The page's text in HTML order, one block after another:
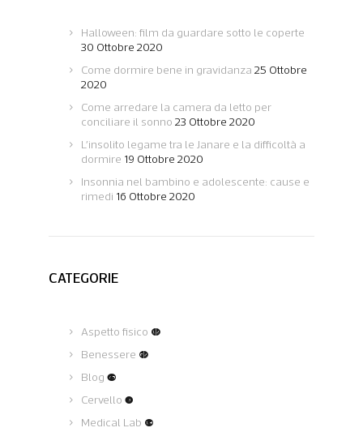
Halloween: film da guardare sotto le coperte
30 Ottobre 2020
Come dormire bene in gravidanza 25 Ottobre
2020
Come arredare la camera da letto per
conciliare il sonno 23 Ottobre 2020
L’insolito legame tra le Janare e la difficoltà a
dormire 19 Ottobre 2020
Insonnia nel bambino e adolescente: cause e
rimedi 16 Ottobre 2020
CATEGORIE
Aspetto fisico (12)
Benessere (62)
Blog (75)
Cervello (3)
Medical Lab (19)